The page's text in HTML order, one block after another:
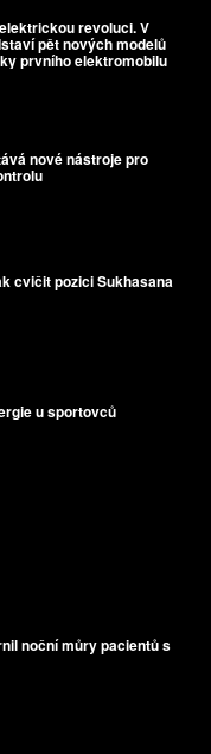
revoluci. V
pět nových modelů
prvního elektromobilu
nové nástroje pro
cvičit pozici Sukhasana
u sportovců
noční můry pacientů s